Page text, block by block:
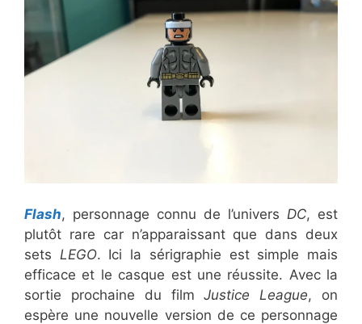
Flash, personnage connu de l’univers DC, est
plutôt rare car n’apparaissant que dans deux
sets LEGO. Ici la sérigraphie est simple mais
efficace et le casque est une réussite. Avec la
sortie prochaine du filmJustice League, on
espère une nouvelle version de ce personnage